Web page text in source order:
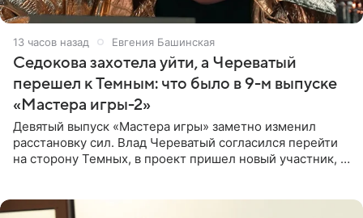
13 часов назад Евгения Башинская
Седокова захотела уйти, а Череватый
перешел к Темным: что было в 9-м выпуске
«Мастера игры-2»
Девятый выпуск «Мастера игры» заметно изменил
расстановку сил. Влад Череватый согласился перейти
на сторону Темных, в проект пришел новый участник, а